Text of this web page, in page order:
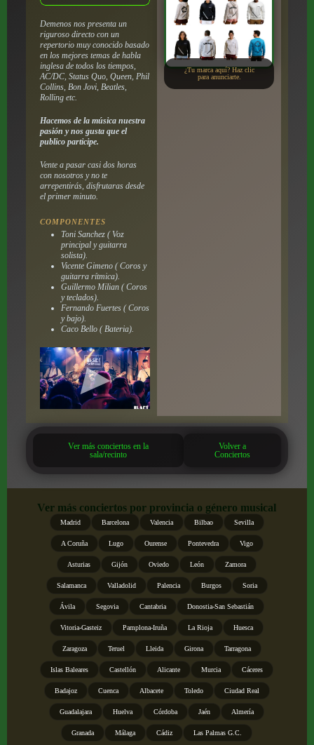
Demenos nos presenta un
riguroso directo con un
repertorio muy conocido basado
en los mejores temas de habla
inglesa de todos los tiempos,
AC/DC, Status Quo, Queen, Phil
Collins, Bon Jovi, Beatles,
Rolling etc.
Hacemos de la música nuestra
pasión y nos gusta que el
publico participe.
Vente a pasar casi dos horas
con nosotros y no te
arrepentirás, disfrutaras desde
el primer minuto.
COMPONENTES
Toni Sanchez ( Voz
principal y guitarra
solista).
Vicente Gimeno ( Coros y
guitarra rítmica).
Guillermo Milian ( Coros
y teclados).
Fernando Fuertes ( Coros
y bajo).
Caco Bello ( Bateria).
¿Tu marca aquí? Haz clic
para anunciarte.
Ver más conciertos en la
sala/recinto
Volver a
Conciertos
Ver más conciertos por provincia o género musical
Madrid Barcelona Valencia Bilbao Sevilla
A Coruña Lugo Ourense Pontevedra Vigo
Asturias Gijón Oviedo León Zamora
Salamanca Valladolid Palencia Burgos Soria
Ávila Segovia Cantabria Donostia-San Sebastián
Vitoria-Gasteiz Pamplona-Iruña La Rioja Huesca
Zaragoza Teruel Lleida Girona Tarragona
Islas Baleares Castellón Alicante Murcia Cáceres
Badajoz Cuenca Albacete Toledo Ciudad Real
Guadalajara Huelva Córdoba Jaén Almería
Granada Málaga Cádiz Las Palmas G.C.